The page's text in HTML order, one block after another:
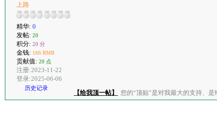
上路
精华: 0
发帖: 20
积分: 20 分
金钱: 166 RMB
贡献值: 20 点
注册:2023-11-22
登录:2025-06-06
历史记录
【给我顶一帖】 您的“顶贴”是对我最大的支持、